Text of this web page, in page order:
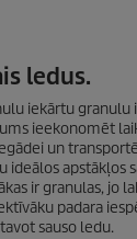
ledus.
iekārtu granulu
ieekonomēt
un
ideālos apstākļos
ir granulas, jo
padara
sauso ledu.